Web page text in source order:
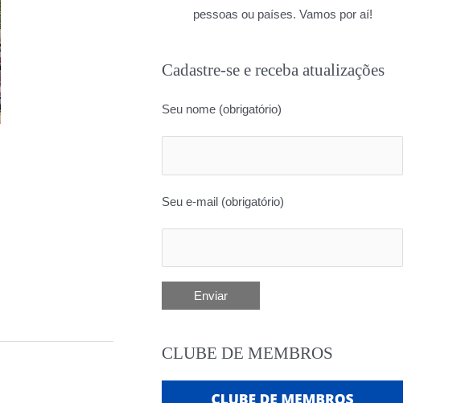
pessoas ou países. Vamos por aí!
Cadastre-se e receba atualizações
Seu nome (obrigatório)
Seu e-mail (obrigatório)
CLUBE DE MEMBROS